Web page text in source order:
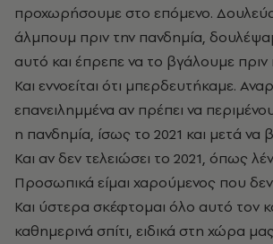
προχωρήσουμε στο επόμενο.
άλμπουμ πριν την πανδημία,
αυτό και έπρεπε να το βγάλουμε
Και εννοείται ότι μπερδευτήκαμε.
επανειλημμένα αν πρέπει να
η πανδημία, ίσως το 2021 και μετά να
Και αν δεν τελειώσει το 2021, όπως
Προσωπικά είμαι χαρούμενος που
Και ύστερα σκέφτομαι όλο αυτό τον
καθημερινά σπίτι, ειδικά στη χώρα